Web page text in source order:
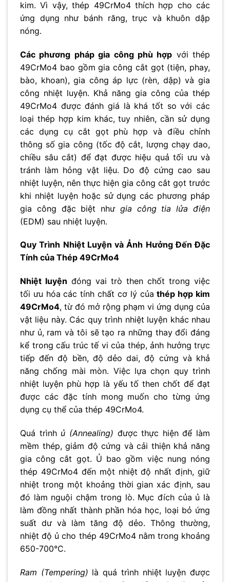
kim. Vì vậy, thép 49CrMo4 thích hợp cho các
ứng dụng như bánh răng, trục và khuôn dập
nóng.
Các phương pháp gia công phù hợp với thép
49CrMo4 bao gồm gia công cắt gọt (tiện, phay,
bào, khoan), gia công áp lực (rèn, dập) và gia
công nhiệt luyện. Khả năng gia công của thép
49CrMo4 được đánh giá là khá tốt so với các
loại thép hợp kim khác, tuy nhiên, cần sử dụng
các dụng cụ cắt gọt phù hợp và điều chỉnh
thông số gia công (tốc độ cắt, lượng chạy dao,
chiều sâu cắt) để đạt được hiệu quả tối ưu và
tránh làm hỏng vật liệu. Do độ cứng cao sau
nhiệt luyện, nên thực hiện gia công cắt gọt trước
khi nhiệt luyện hoặc sử dụng các phương pháp
gia công đặc biệt như gia công tia lửa điện
(EDM) sau nhiệt luyện.
Quy Trình Nhiệt Luyện và Ảnh Hưởng Đến Đặc
Tính của Thép 49CrMo4
Nhiệt luyện đóng vai trò then chốt trong việc
tối ưu hóa các tính chất cơ lý củathép hợp kim
49CrMo4, từ đó mở rộng phạm vi ứng dụng của
vật liệu này. Các quy trình nhiệt luyện khác nhau
như ủ, ram và tôi sẽ tạo ra những thay đổi đáng
kể trong cấu trúc tế vi của thép, ảnh hưởng trực
tiếp đến độ bền, độ dẻo dai, độ cứng và khả
năng chống mài mòn. Việc lựa chọn quy trình
nhiệt luyện phù hợp là yếu tố then chốt để đạt
được các đặc tính mong muốn cho từng ứng
dụng cụ thể của thép 49CrMo4.
Quá trình ủ (Annealing) được thực hiện để làm
mềm thép, giảm độ cứng và cải thiện khả năng
gia công cắt gọt. Ủ bao gồm việc nung nóng
thép 49CrMo4 đến một nhiệt độ nhất định, giữ
nhiệt trong một khoảng thời gian xác định, sau
đó làm nguội chậm trong lò. Mục đích của ủ là
làm đồng nhất thành phần hóa học, loại bỏ ứng
suất dư và làm tăng độ dẻo. Thông thường,
nhiệt độ ủ cho thép 49CrMo4 nằm trong khoảng
650-700°C.
Ram (Tempering) là quá trình nhiệt luyện được